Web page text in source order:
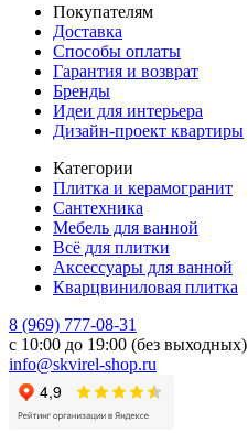
Покупателям
Доставка
Способы оплаты
Гарантия и возврат
Бренды
Идеи для интерьера
Дизайн-проект квартиры
Категории
Плитка и керамогранит
Сантехника
Мебель для ванной
Всё для плитки
Аксессуары для ванной
Кварцвиниловая плитка
8 (969) 777-08-31
с 10:00 до 19:00 (без выходных)
info@skvirel-shop.ru